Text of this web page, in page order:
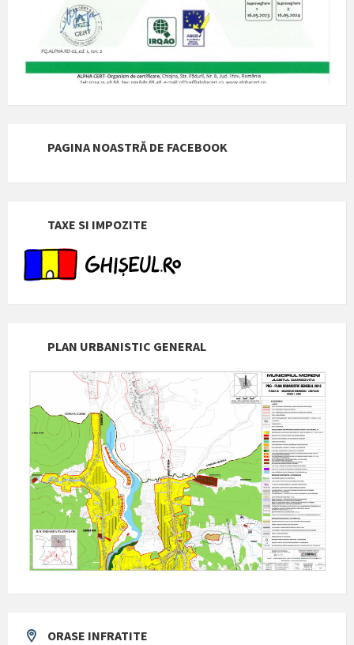
PAGINA NOASTRĂ DE FACEBOOK
TAXE SI IMPOZITE
PLAN URBANISTIC GENERAL
ORASE INFRATITE